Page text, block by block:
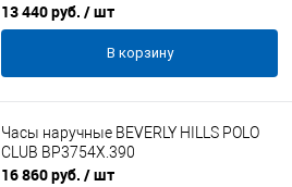
13 440 руб. / шт
В корзину
Часы наручные BEVERLY HILLS POLO
CLUB BP3754X.390
16 860 руб. / шт